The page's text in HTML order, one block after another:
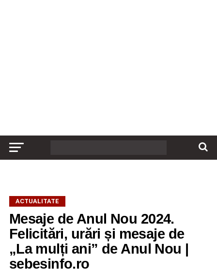
ACTUALITATE
Mesaje de Anul Nou 2024.
Felicitări, urări și mesaje de
„La mulți ani” de Anul Nou |
sebesinfo.ro